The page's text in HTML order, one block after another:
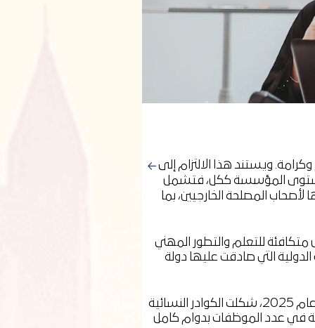
ويستند هذا الالتزام إلى
مستوى المؤسسة ككل، فتشمل
المصلحة الخارجيين، بما
للتعلم والتطور المهني
التي صادقت عليها دولة
تواصل "سالك" تعزيز قيم التنوع والشمول بين كوادرها البشرية، وذلك في إطار استراتيجيتها الشاملة لإدارة رأس المال البشري. وخلال عام 2025، شكلت الكوادر النسائية
وشهد هذا العام زيادة لافتة في عدد الموظفات بدوام كامل